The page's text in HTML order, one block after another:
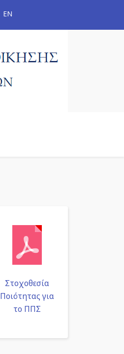
ΕΝ
Στοχοθεσία
Ποιότητας για
το ΠΠΣ